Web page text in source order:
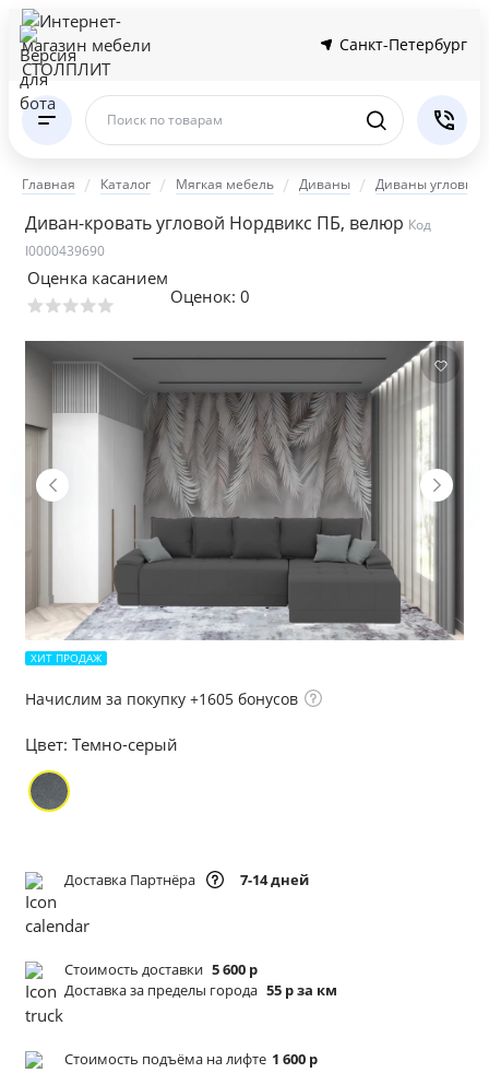
Санкт-Петербург
Поиск по товарам
Главная Каталог Мягкая мебель Диваны Диваны угловые
Диван-кровать угловой Нордвикс ПБ, велюр Код
I0000439690
Оценка касанием
Оценок: 0
ХИТ ПРОДАЖ
Начислим за покупку +1605 бонусов
Цвет: Темно-серый
Доставка Партнёра 7-14 дней
Стоимость доставки 5 600 р
Доставка за пределы города 55 р за км
Стоимость подъёма на лифте 1 600 р